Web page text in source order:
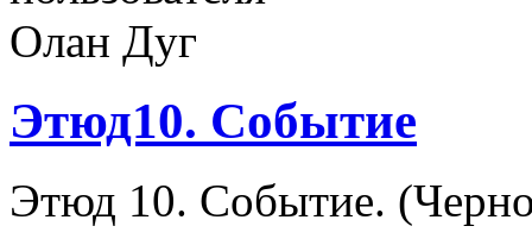
Этюд10. Событие
Этюд 10. Событие.